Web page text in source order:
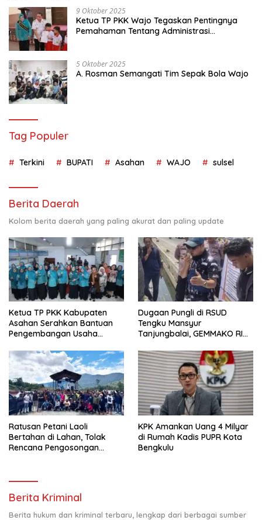
9 Oktober 2025
Ketua TP PKK Wajo Tegaskan Pentingnya
Pemahaman Tentang Administrasi
5 Oktober 2025
A. Rosman Semangati Tim Sepak Bola Wajo
Tag Populer
Terkini BUPATI Asahan WAJO sulsel
Berita Daerah
Kolom berita daerah yang paling akurat dan paling update
Ketua TP PKK Kabupaten
Asahan Serahkan Bantuan
Pengembangan Usaha
Pemberdayaan dan
Kesejahteraan Keluarga di
Kelurahan Sentang
Dugaan Pungli di RSUD
Tengku Mansyur
Tanjungbalai, GEMMAKO RI
Tuntas
Ratusan Petani Laoli
Bertahan di Lahan, Tolak
Rencana Pengosongan
KPK Amankan Uang 4 Milyar
di Rumah Kadis PUPR Kota
Bengkulu
Berita Kriminal
Berita hukum dan kriminal terbaru, lengkap dari berbagai sumber